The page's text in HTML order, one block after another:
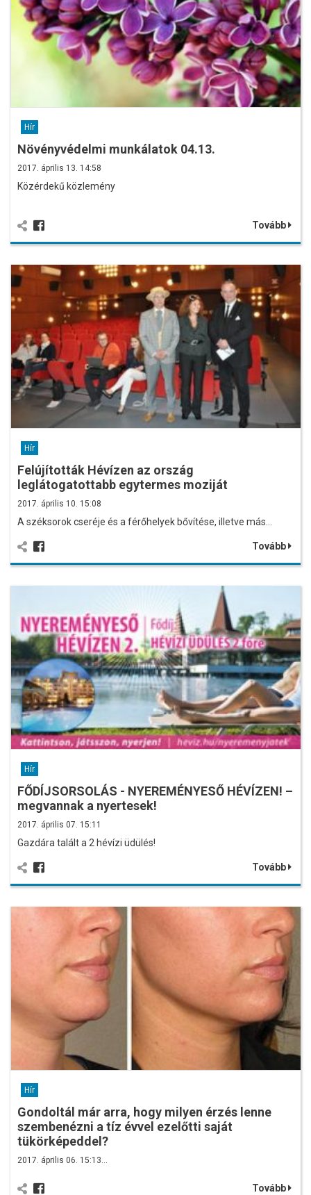
Hír
Növényvédelmi munkálatok 04.13.
2017. április 13. 14:58
Közérdekű közlemény
Tovább
Hír
Felújították Hévízen az ország
leglátogatottabb egytermes moziját
2017. április 10. 15:08
A széksorok cseréje és a férőhelyek bővítése, illetve más…
Tovább
Hír
FŐDÍJSORSOLÁS - NYEREMÉNYESŐ HÉVÍZEN! –
megvannak a nyertesek!
2017. április 07. 15:11
Gazdára talált a 2 hévízi üdülés!
Tovább
Hír
Gondoltál már arra, hogy milyen érzés lenne
szembenézni a tíz évvel ezelőtti saját
tükörképeddel?
2017. április 06. 15:13…
Tovább